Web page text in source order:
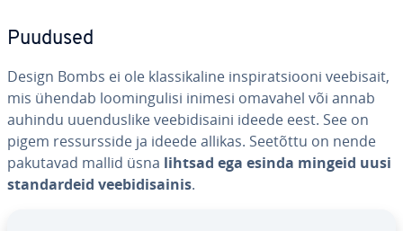
Puudused
Design Bombs ei ole klas­si­ka­line ins­pi­rat­siooni veebisait,
mis ühendab loo­min­gu­lisi inimesi omavahel või annab
auhindu uuen­dus­like vee­bi­di­saini ideede eest. See on
pigem res­surs­side ja ideede allikas. Seetõttu on nende
pakutavad mallid üsna lihtsad ega esinda mingeid uusi
stan­dardeid vee­bi­di­sai­nis.